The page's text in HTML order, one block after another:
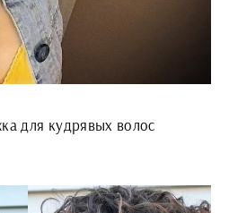
для кудрявых волос